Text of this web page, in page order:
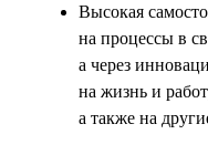
Высокая
на процессы в
а через
на жизнь и
а также на